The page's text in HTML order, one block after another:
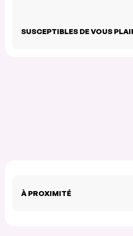
SUSCEPTIBLES DE VOUS
À PROXIMITÉ